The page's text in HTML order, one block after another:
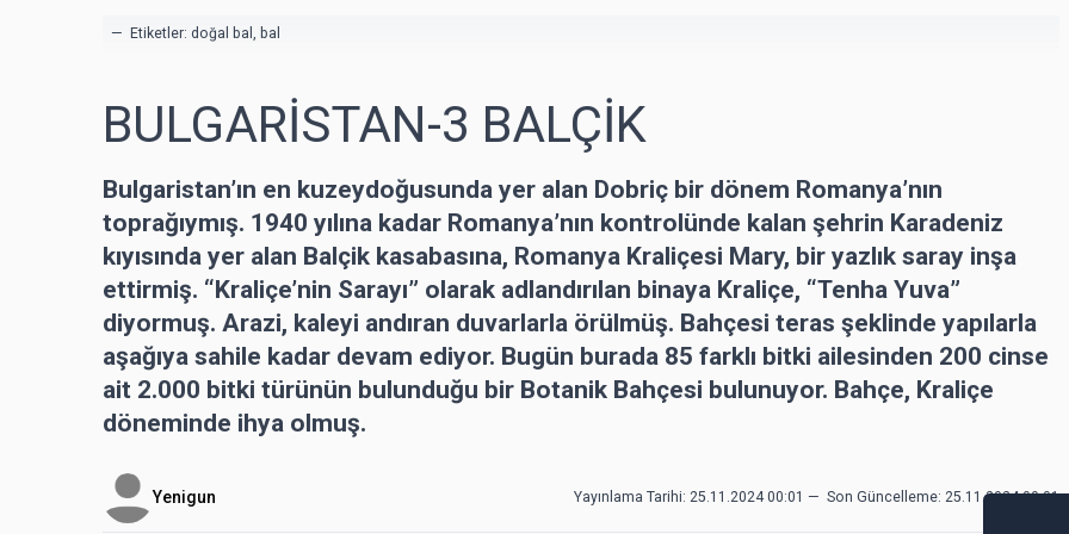
— Etiketler: doğal bal bal
BULGARİSTAN-3 BALÇİK
Bulgaristan’ın en kuzeydoğusunda yer alan Dobriç bir dönem Romanya’nın
toprağıymış. 1940 yılına kadar Romanya’nın kontrolünde kalan şehrin Karadeniz
kıyısında yer alan Balçik kasabasına, Romanya Kraliçesi Mary, bir yazlık saray inşa
ettirmiş. “Kraliçe’nin Sarayı” olarak adlandırılan binaya Kraliçe, “Tenha Yuva”
diyormuş. Arazi, kaleyi andıran duvarlarla örülmüş. Bahçesi teras şeklinde yapılarla
aşağıya sahile kadar devam ediyor. Bugün burada 85 farklı bitki ailesinden 200 cinse
ait 2.000 bitki türünün bulunduğu bir Botanik Bahçesi bulunuyor. Bahçe, Kraliçe
döneminde ihya olmuş.
Yenigun Yayınlama Tarihi: 25.11.2024 00:01 — Son Güncelleme: 25.11.2024 00:01